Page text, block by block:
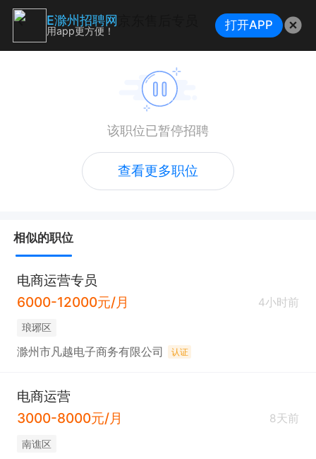
该职位已暂停招聘
查看更多职位
相似的职位
电商运营专员
6000-12000元/月
4小时前
琅琊区
滁州市凡越电子商务有限公司 认证
电商运营
3000-8000元/月
8天前
南谯区
E滁州招聘网
用app更方便！ 打开APP